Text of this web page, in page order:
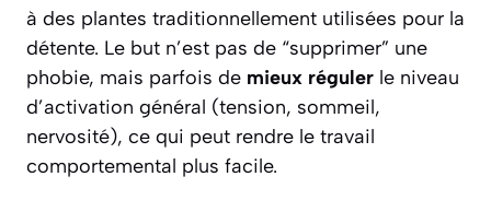
à des plantes traditionnellement utilisées pour la
détente. Le but n’est pas de “supprimer” une
phobie, mais parfois de mieux réguler le niveau
d’activation général (tension, sommeil,
nervosité), ce qui peut rendre le travail
comportemental plus facile.